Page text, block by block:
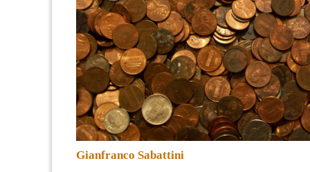
Gianfranco Sabattini